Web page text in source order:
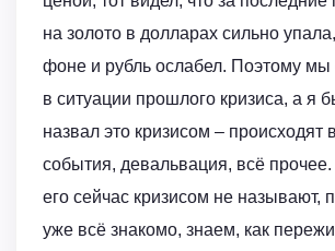
на золото в долларах сильно
фоне и рубль ослабел. Поэтому мы
в ситуации прошлого кризиса, а я
назвал это кризисом – происходят
события, девальвация, всё прочее.
его сейчас кризисом не называют,
уже всё знакомо, знаем, как